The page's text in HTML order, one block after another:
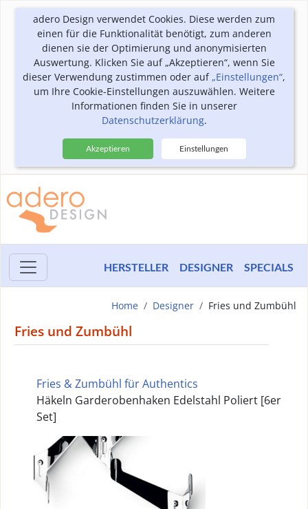
adero Design verwendet Cookies. Diese werden zum
einen für die Funktionalität benötigt, zum anderen
dienen sie der Optimierung und anonymisierten
Auswertung. Klicken Sie auf „Akzeptieren“, wenn Sie
dieser Verwendung zustimmen oder auf„Einstellungen“,
um Ihre Cookie-Einstellungen auszuwählen. Weitere
Informationen finden Sie in unserer
Datenschutzerklärung.
Akzeptieren Einstellungen
HERSTELLER DESIGNER SPECIALS
Home Designer Fries und Zumbühl
Fries und Zumbühl
Fries & Zumbühl für Authentics
Häkeln Garderobenhaken Edelstahl Poliert [6er
Set]